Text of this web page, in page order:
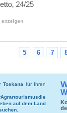
24/25
anzeigen
5 6 7
Toskana für Ihren
Agrartourismusdie
auf dem Land